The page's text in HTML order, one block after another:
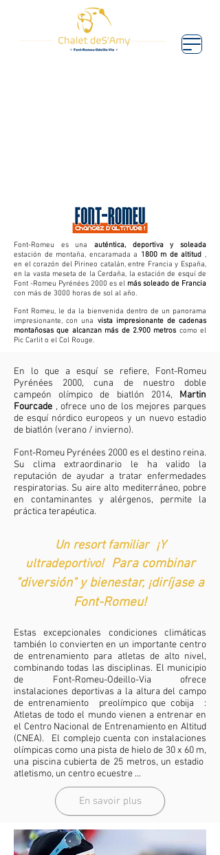
Font-Romeu es una auténtica, deportiva y soleada
estación de montaña, encaramada a 1800 m de altitud ,
en el corazón del Pirineo catalán, entre Francia y España,
en la vasta meseta de la Cerdaña, la estación de esquí de
Font -Romeu Pyrénées 2000 es el más soleado de Francia
con más de 3000 horas de sol al año.
Font Romeu, le da la bienvenida dentro de un panorama
impresionante, con una vista impresionante de cadenas
montañosas que alcanzan más de 2.900 metros como el
Pic Carlit o el Col Rouge.
En lo que a esquí se refiere, Font-Romeu
Pyrénées 2000, cuna de nuestro doble
campeón olímpico de biatlón 2014, Martin
Fourcade , ofrece uno de los mejores parques
de esquí nórdico europeos y un nuevo estadio
de biatlón (verano / invierno).
Font-Romeu Pyrénées 2000 es el destino reina.
Su clima extraordinario le ha valido la
reputación de ayudar a tratar enfermedades
respiratorias. Su aire alto mediterráneo, pobre
en contaminantes y alérgenos, permite la
práctica terapéutica.
Un resort familiar ¡Y
ultradeportivo!
Para combinar
"diversión" y bienestar, ¡diríjase a
Font-Romeu!
Estas excepcionales condiciones climáticas
también lo convierten en un importante centro
de entrenamiento para atletas de alto nivel,
combinando todas las disciplinas. El municipio
de Font-Romeu-Odeillo-Via ofrece
instalaciones deportivas a la altura del campo
de entrenamiento
preolímpico que cobija
:
Atletas de todo el mundo vienen a entrenar en
el Centro Nacional de Entrenamiento en Altitud
(CNEA).
El complejo cuenta con instalaciones
olímpicas como una pista de hielo de 30 x 60 m,
una piscina cubierta de 25 metros, un estadio
atletismo, un centro ecuestre ...
En savoir plus